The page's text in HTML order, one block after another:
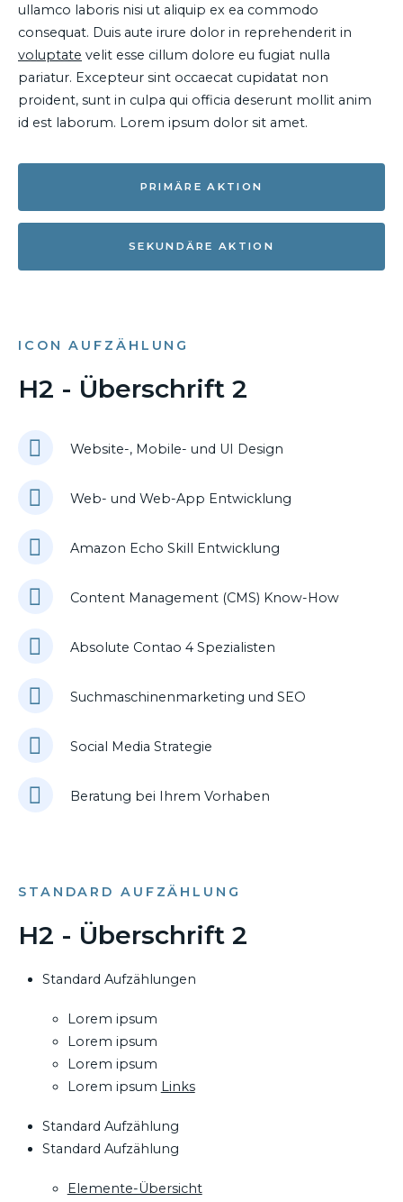
ullamco laboris nisi ut aliquip ex ea commodo
consequat. Duis aute irure dolor in reprehenderit in
voluptate velit esse cillum dolore eu fugiat nulla
pariatur. Excepteur sint occaecat cupidatat non
proident, sunt in culpa qui officia deserunt mollit anim
id est laborum. Lorem ipsum dolor sit amet.
PRIMÄRE AKTION
SEKUNDÄRE AKTION
ICON AUFZÄHLUNG
H2 - Überschrift 2
Website-, Mobile- und UI Design
Web- und Web-App Entwicklung
Amazon Echo Skill Entwicklung
Content Management (CMS) Know-How
Absolute Contao 4 Spezialisten
Suchmaschinenmarketing und SEO
Social Media Strategie
Beratung bei Ihrem Vorhaben
STANDARD AUFZÄHLUNG
H2 - Überschrift 2
Standard Aufzählungen
Lorem ipsum
Lorem ipsum
Lorem ipsum
Lorem ipsum Links
Standard Aufzählung
Standard Aufzählung
Elemente-Übersicht